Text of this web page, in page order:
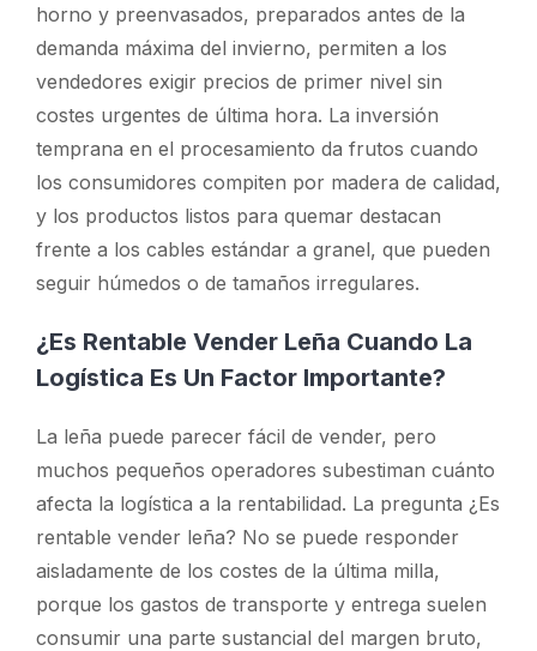
horno y preenvasados, preparados antes de la
demanda máxima del invierno, permiten a los
vendedores exigir precios de primer nivel sin
costes urgentes de última hora. La inversión
temprana en el procesamiento da frutos cuando
los consumidores compiten por madera de calidad,
y los productos listos para quemar destacan
frente a los cables estándar a granel, que pueden
seguir húmedos o de tamaños irregulares.
¿Es Rentable Vender Leña Cuando La
Logística Es Un Factor Importante?
La leña puede parecer fácil de vender, pero
muchos pequeños operadores subestiman cuánto
afecta la logística a la rentabilidad. La pregunta ¿Es
rentable vender leña? No se puede responder
aisladamente de los costes de la última milla,
porque los gastos de transporte y entrega suelen
consumir una parte sustancial del margen bruto,